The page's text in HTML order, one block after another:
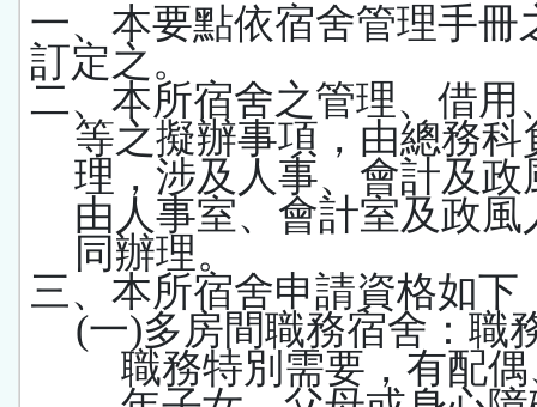
一、本要點依宿舍管理手冊
訂定之。
二、本所宿舍之管理、借用
等之擬辦事項，由總務科
理，涉及人事、會計及政
由人事室、會計室及政風
同辦理。
三、本所宿舍申請資格如下
(一)多房間職務宿舍：職
職務特別需要，有配